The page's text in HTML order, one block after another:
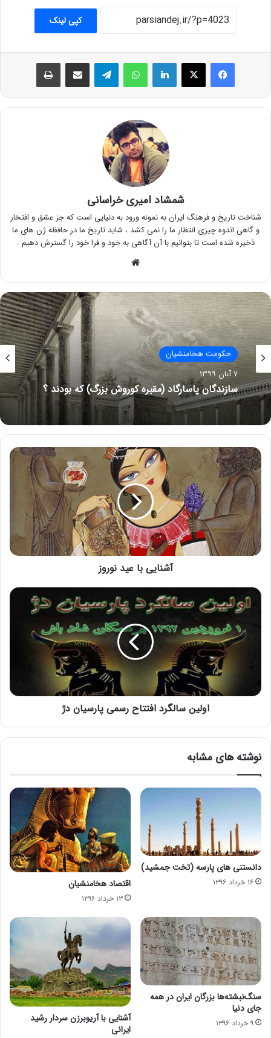
کپی لینک
فیس بوک X لینکدین واتس آپ تلگرام اشتراک گذاری از طریق ایمیل چاپ
شمشاد امیری خراسانی
شناخت تاریخ و فرهنگ ایران به نمونه ورود به دنیایی است که جز عشق و افتخار
و گاهی اندوه چیزی انتظار ما را نمی کشد ، شاید تاریخ ما در حافظه ژن های ما
ذخیره شده است تا بتوانیم با آن آگاهی به خود و فرا خود را گسترش دهیم .
حکومت هخامنشیان
۷ آبان ۱۳۹۹
سازندگان پاسارگاد (مقبره کوروش بزرگ) که بودند ؟
آشنایی با عید نوروز
اولین سالگرد افتتاح رسمی پارسیان دژ
نوشته های مشابه
دانستنی های پارسه (تخت جمشید)
۱۶ خرداد ۱۳۹۶ اقتصاد هخامنشیان
۱۳ خرداد ۱۳۹۶
سنگ‌نبشته‌ها بزرگان ایران در همه
جای دنیا
۹ خرداد ۱۳۹۶
آشنایی با آریوبرزن سردار رشید
ایرانی